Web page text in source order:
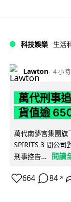
科技娛樂 生活
Lawton 4 小時
萬代刑事
貨值逾
萬代南夢宮集團旗
SPIRITS 3 間公司
刑事控告...
閱讀
664 84 ↗